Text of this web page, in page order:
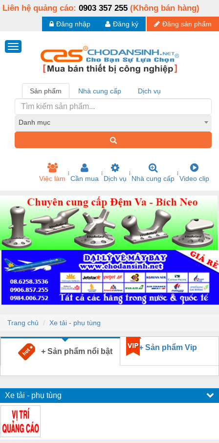
Liên hệ quảng cáo: 0903 357 255 (Không bán hàng)
Đăng sản phẩm
Đăng ký
Đăng nhập
Sản phẩm Nhà cung cấp Dịch vụ
Danh mục
Việc làm Cần mua Dịch vụ Nhà cung cấp Video clip
Trang chủ Xe tải - phụ tùng
+ Sản phẩm nổi bật + Sản phẩm Vip
Xe tải - phụ tùng